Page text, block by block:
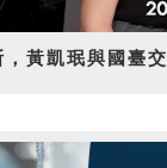
黃凱珉與國臺交